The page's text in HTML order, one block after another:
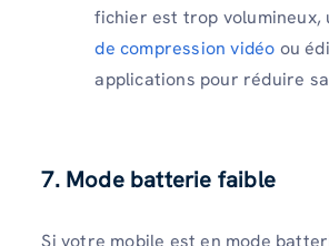
fichier est trop volumineux,
de compression vidéo ou
applications pour réduire
7. Mode batterie faible